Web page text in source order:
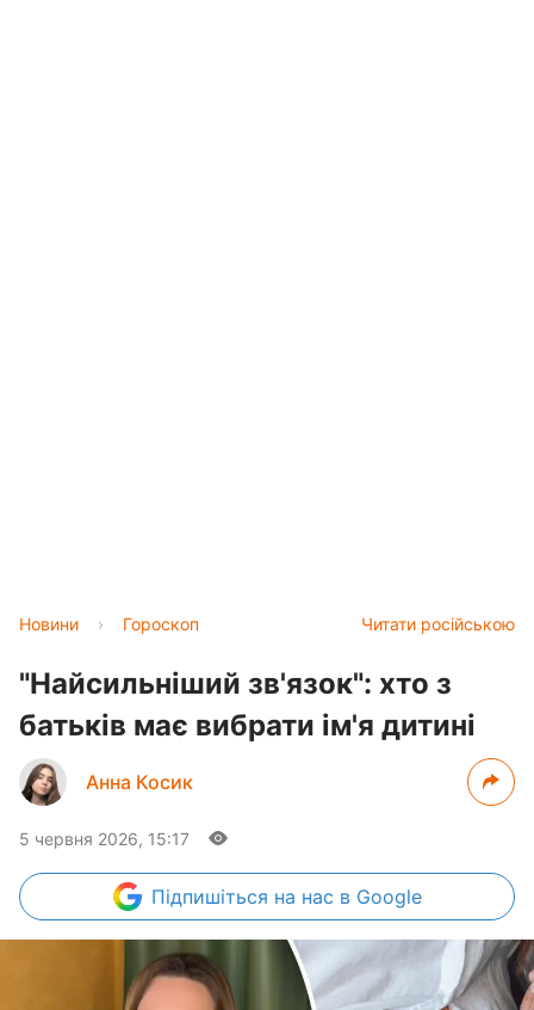
Читати російською
Новини › Гороскоп
"Найсильніший зв'язок": хто з
батьків має вибрати ім'я дитині
Анна Косик
5 червня 2026, 15:17
Підпишіться на нас в Google